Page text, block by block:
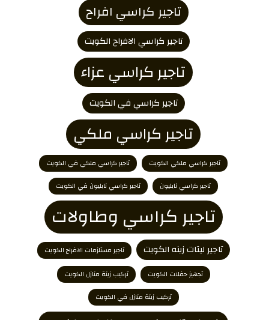
تاجير كراسي افراح
تاجير كراسي الافراح الكويت
تاجير كراسي عزاء
تاجير كراسي في الكويت
تاجير كراسي ملكي
تاجير كراسي ملكي الكويت
تاجير كراسي ملكي في الكويت
تاجير كراسي نابليون
تاجير كراسي نابليون في الكويت
تاجير كراسي وطاولات
تاجير ليتات زينه الكويت
تاجير مستلزمات الافراح الكويت
تجهيز حفلات الكويت
تركيب زينة منازل الكويت
تركيب زينة منازل في الكويت